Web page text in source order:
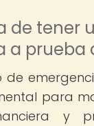
de tener
a prueba
de
para
y